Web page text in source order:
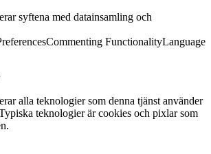
syftena med datainsamling och
Commenting FunctionalityLanguage
alla teknologier som denna tjänst använder
teknologier är cookies och pixlar som